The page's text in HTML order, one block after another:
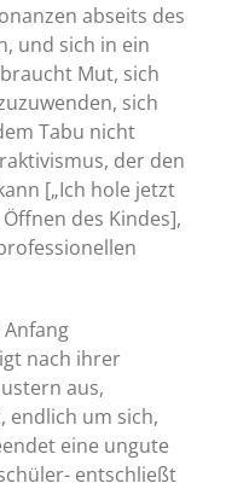
abseits des
und sich in ein
Mut, sich
sich
Tabu nicht
der den
[„Ich hole jetzt
des Kindes],
nach ihrer
aus,
endlich um sich,
eine ungute
entschließt